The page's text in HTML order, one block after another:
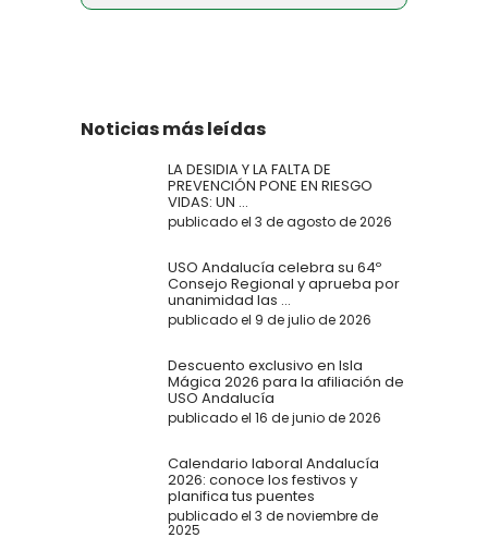
Noticias más leídas
LA DESIDIA Y LA FALTA DE
PREVENCIÓN PONE EN RIESGO
VIDAS: UN ...
publicado el 3 de agosto de 2026
USO Andalucía celebra su 64º
Consejo Regional y aprueba por
unanimidad las ...
publicado el 9 de julio de 2026
Descuento exclusivo en Isla
Mágica 2026 para la afiliación de
USO Andalucía
publicado el 16 de junio de 2026
Calendario laboral Andalucía
2026: conoce los festivos y
planifica tus puentes
publicado el 3 de noviembre de
2025